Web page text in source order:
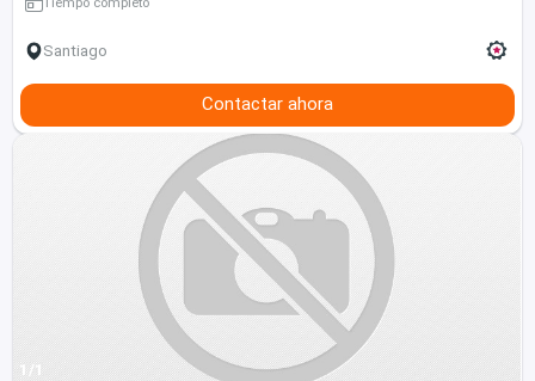
Santiago
Contactar ahora
1/1